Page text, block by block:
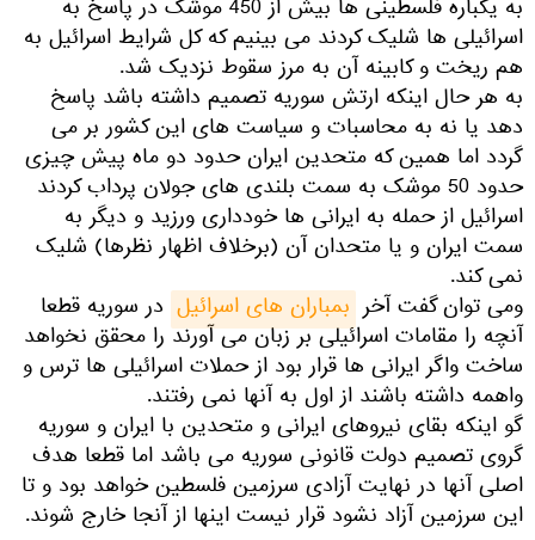
به یکباره فلسطینی ها بیش از 450 موشک در پاسخ به
اسرائیلی ها شلیک کردند می بینیم که کل شرایط اسرائیل به
هم ریخت و کابینه آن به مرز سقوط نزدیک شد.
به هر حال اینکه ارتش سوریه تصمیم داشته باشد پاسخ
دهد یا نه به محاسبات و سیاست های این کشور بر می
گردد اما همین که متحدین ایران حدود دو ماه پیش چیزی
حدود 50 موشک به سمت بلندی های جولان پرداب کردند
اسرائیل از حمله به ایرانی ها خودداری ورزید و دیگر به
سمت ایران و یا متحدان آن (برخلاف اظهار نظرها) شلیک
نمی کند.
ومی توان گفت آخر بمباران های اسرائیل در سوریه قطعا
آنچه را مقامات اسرائیلی بر زبان می آورند را محقق نخواهد
ساخت واگر ایرانی ها قرار بود از حملات اسرائیلی ها ترس و
واهمه داشته باشند از اول به آنها نمی رفتند.
گو اینکه بقای نیروهای ایرانی و متحدین با ایران و سوریه
گروی تصمیم دولت قانونی سوریه می باشد اما قطعا هدف
اصلی آنها در نهایت آزادی سرزمین فلسطین خواهد بود و تا
این سرزمین آزاد نشود قرار نیست اینها از آنجا خارج شوند.